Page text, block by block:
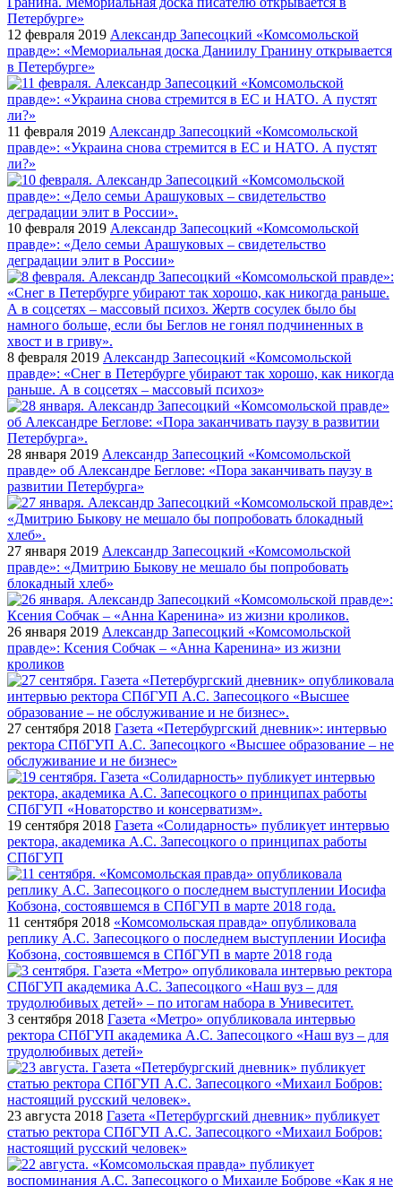
12 февраля 2019 Александр Запесоцкий «Комсомольской
правде»: «Мемориальная доска Даниилу Гранину открывается
в Петербурге»
11 февраля 2019 Александр Запесоцкий «Комсомольской
правде»: «Украина снова стремится в ЕС и НАТО. А пустят
ли?»
10 февраля 2019 Александр Запесоцкий «Комсомольской
правде»: «Дело семьи Арашуковых – свидетельство
деградации элит в России»
8 февраля 2019 Александр Запесоцкий «Комсомольской
правде»: «Cнег в Петербурге убирают так хорошо, как никогда
раньше. А в соцсетях – массовый психоз»
28 января 2019 Александр Запесоцкий «Комсомольской
правде» об Александре Беглове: «Пора заканчивать паузу в
развитии Петербурга»
27 января 2019 Александр Запесоцкий «Комсомольской
правде»: «Дмитрию Быкову не мешало бы попробовать
блокадный хлеб»
26 января 2019 Александр Запесоцкий «Комсомольской
правде»: Ксения Собчак – «Анна Каренина» из жизни
кроликов
27 сентября 2018 Газета «Петербургский дневник»: интервью
ректора СПбГУП А.С. Запесоцкого «Высшее образование – не
обслуживание и не бизнес»
19 сентября 2018 Газета «Солидарность» публикует интервью
ректора, академика А.С. Запесоцкого о принципах работы
СПбГУП
11 сентября 2018 «Комсомольская правда» опубликовала
реплику А.С. Запесоцкого о последнем выступлении Иосифа
Кобзона, состоявшемся в СПбГУП в марте 2018 года
3 сентября 2018 Газета «Метро» опубликовала интервью
ректора СПбГУП академика А.С. Запесоцкого «Наш вуз – для
трудолюбивых детей»
23 августа 2018 Газета «Петербургский дневник» публикует
статью ректора СПбГУП А.С. Запесоцкого «Михаил Бобров:
настоящий русский человек»